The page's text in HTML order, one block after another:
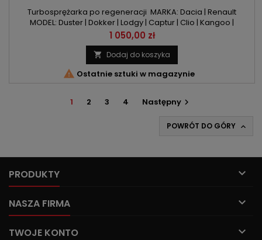
Turbosprężarka po regeneracji MARKA: Dacia | Renault
MODEL: Duster | Dokker | Lodgy | Captur | Clio | Kangoo |
Megane | Scenic KOD SILNIKA: H5FT / H5F400 / H5F402
POJEMNOŚĆ: 1198 ccm 1.2 TCe MOC: 115KM/85kW | 120KM/88kW
| 125KM/92kW ROK PRODUKCJI: Od 2012r
Cena
1 050,00 zł
 Dodaj do koszyka
 Ostatnie sztuki w magazynie
1 2 3 4 Następny 
POWRÓT DO GÓRY 
PRODUKTY 
NASZA FIRMA 
TWOJE KONTO 